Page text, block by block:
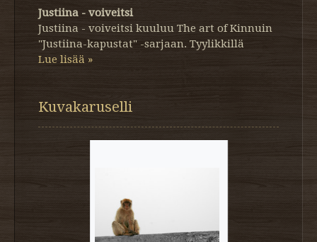
Justiina - voiveitsi
Justiina - voiveitsi kuuluu The art of Kinnuin
"Justiina-kapustat" -sarjaan. Tyylikkillä
Lue lisää »
Kuvakaruselli